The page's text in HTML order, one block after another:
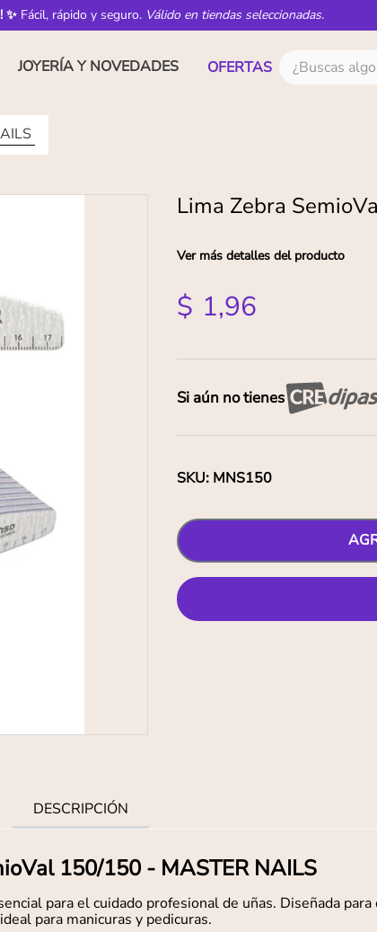
✨ Fácil, rápido y seguro. Válido en tiendas seleccionadas.
JOYERÍA Y NOVEDADES OFERTAS ¿Buscas algo
Lima Zebra
Ver más detalles del producto
$ 1,96
Si aún no tienes
SKU: MNS150
DESCRIPCIÓN
150/150 - MASTER NAILS
para el cuidado profesional de uñas. Diseñada
para manicuras y pedicuras.